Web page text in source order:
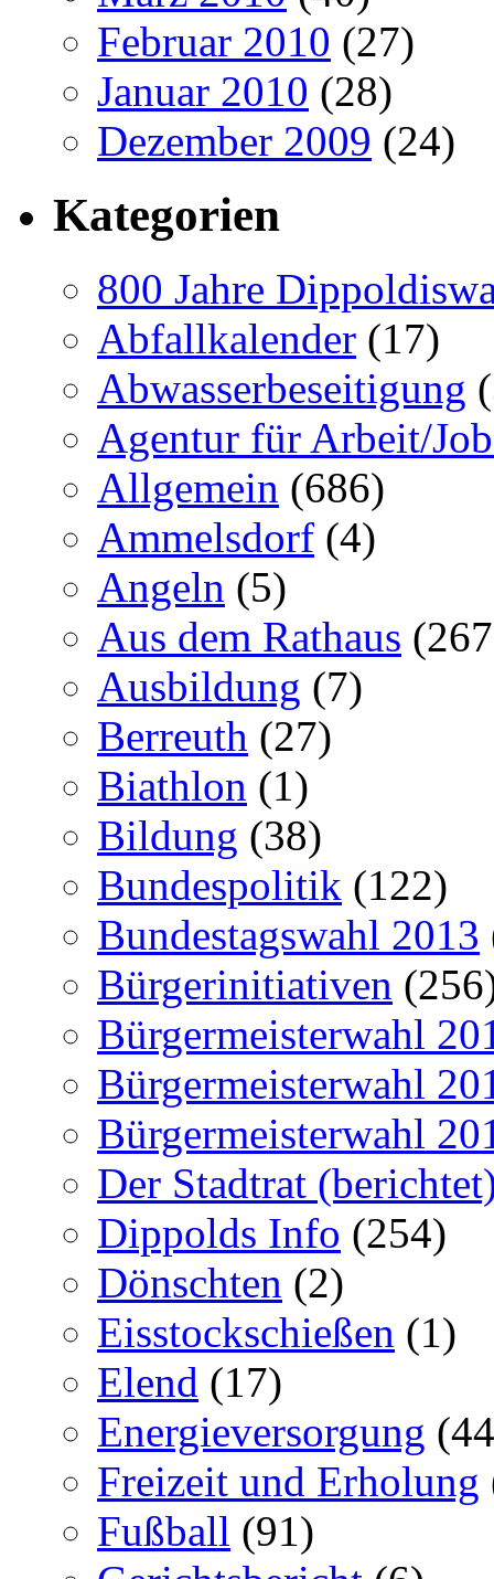
Februar 2010 (27)
Januar 2010 (28)
Dezember 2009 (24)
Kategorien
800 Jahre
Abfallkalender (17)
Abwasserbeseitigung
Agentur für Arbeit/
Allgemein (686)
Ammelsdorf (4)
Angeln (5)
Aus dem Rathaus
Ausbildung (7)
Berreuth (27)
Biathlon (1)
Bildung (38)
Bundespolitik (122)
Bundestagswahl 2013
Bürgerinitiativen
Bürgermeisterwahl
Bürgermeisterwahl
Bürgermeisterwahl
Der Stadtrat
Dippolds Info (254)
Dönschten (2)
Eisstockschießen (1)
Elend (17)
Energieversorgung
Freizeit und Erholung
Fußball (91)